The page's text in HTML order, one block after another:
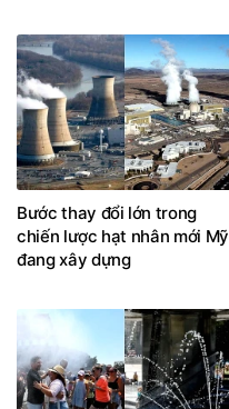
Bước thay đổi lớn trong
chiến lược hạt nhân mới Mỹ
đang xây dựng